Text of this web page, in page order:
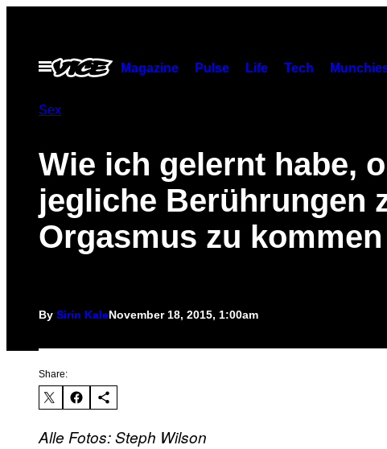
contentOpen
Menu
Magazine Pulse Life Tech
Sex
Wie ich gelernt habe,
jegliche Berührungen
Orgasmus zu kommen
By Sirin KaleNovember 18, 2015, 1:00am
Share:
Alle Fotos: Steph Wilson